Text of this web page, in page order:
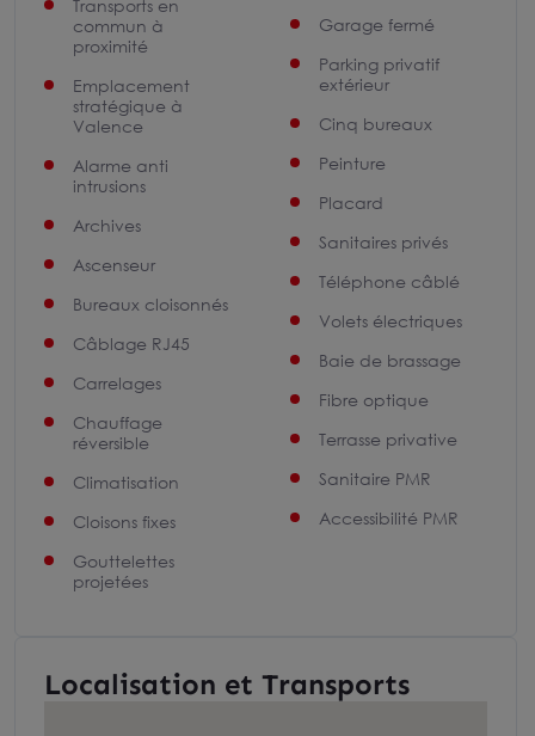
Transports en
commun à
proximité
Emplacement
stratégique à
Valence
Alarme anti
intrusions
Archives
Ascenseur
Bureaux cloisonnés
Câblage RJ45
Carrelages
Chauffage
réversible
Climatisation
Cloisons fixes
Gouttelettes
projetées
Garage fermé
Parking privatif
extérieur
Cinq bureaux
Peinture
Placard
Sanitaires privés
Téléphone câblé
Volets électriques
Baie de brassage
Fibre optique
Terrasse privative
Sanitaire PMR
Accessibilité PMR
Localisation et Transports